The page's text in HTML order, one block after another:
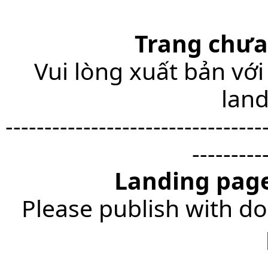
Trang
Vui lòng xuất bản
Landing
Please publish with